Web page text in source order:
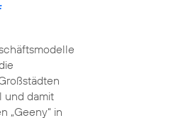
und damit
„Geeny“ in